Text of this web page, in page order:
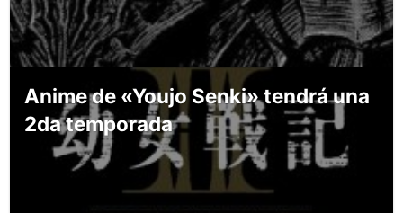
Anime de «Youjo Senki» tendrá una
2da temporada